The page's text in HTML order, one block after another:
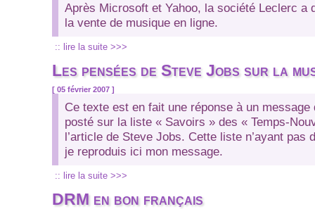
Après Microsoft et Yahoo, la société Leclerc a
la vente de musique en ligne.
:: lire la suite >>>
Les pensées de Steve Jobs sur la
[ 05 février 2007 ]
Ce texte est en fait une réponse à un message
posté sur la liste « Savoirs » des « Temps-
l’article de Steve Jobs. Cette liste n’ayant pas
je reproduis ici mon message.
:: lire la suite >>>
DRM en bon français